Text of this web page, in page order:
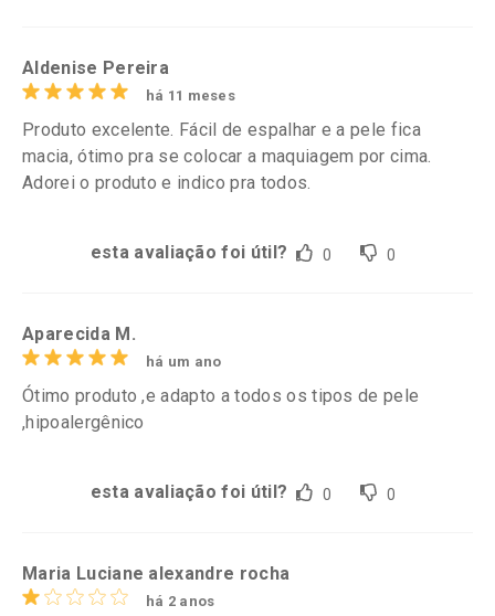
Aldenise Pereira
há 11 meses
Produto excelente. Fácil de espalhar e a pele fica
macia, ótimo pra se colocar a maquiagem por cima.
Adorei o produto e indico pra todos.
esta avaliação foi útil? 0 0
Aparecida M.
há um ano
Ótimo produto ,e adapto a todos os tipos de pele
,hipoalergênico
esta avaliação foi útil? 0 0
Maria Luciane alexandre rocha
há 2 anos